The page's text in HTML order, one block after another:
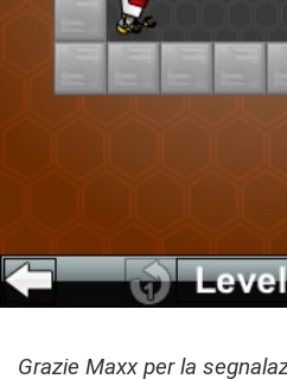
Grazie Maxx per la